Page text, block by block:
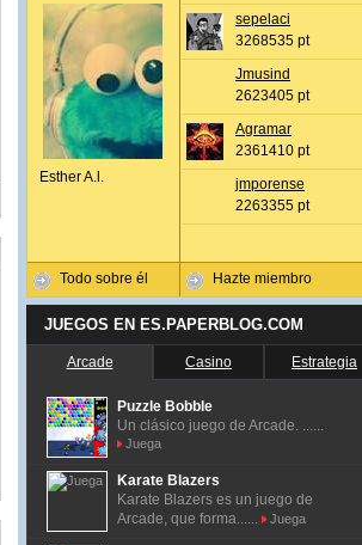
Esther A.l.
Todo sobre él
sepelaci
3268535 pt
Jmusind
2623405 pt
Agramar
2361410 pt
jmporense
2263355 pt
Hazte miembro
JUEGOS EN ES.PAPERBLOG.COM
Arcade Casino Estrategia
Puzzle Bobble
Un clásico juego de Arcade. ......
Juega
Karate Blazers
Karate Blazers es un juego de
Arcade, que forma......
Juega